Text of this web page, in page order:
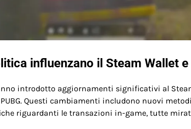
influenzano il Steam Wallet e
introdotto aggiornamenti significativi al
Questi cambiamenti includono nuovi
riguardanti le transazioni in-game, tutte